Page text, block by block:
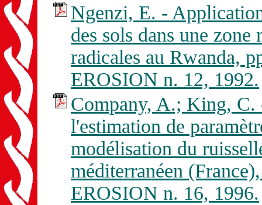
Ngenzi, E. -
des sols dans une zone
radicales au Rwanda,
EROSION n. 12, 1992.
Company, A.; King, C.
l'estimation de
modélisation du
méditerranéen
EROSION n. 16, 1996.